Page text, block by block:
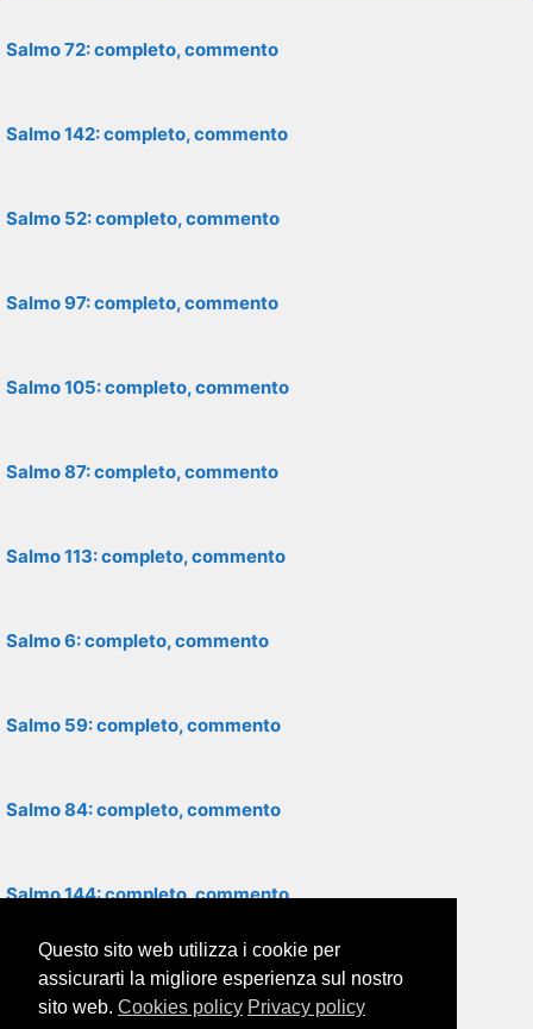
Salmo 72: completo, commento
Salmo 142: completo, commento
Salmo 52: completo, commento
Salmo 97: completo, commento
Salmo 105: completo, commento
Salmo 87: completo, commento
Salmo 113: completo, commento
Salmo 6: completo, commento
Salmo 59: completo, commento
Salmo 84: completo, commento
Salmo 144: completo, commento
Salmo 48: completo, commento
Questo sito web utilizza i cookie per
assicurarti la migliore esperienza sul nostro
sito web. Cookies policy Privacy policy